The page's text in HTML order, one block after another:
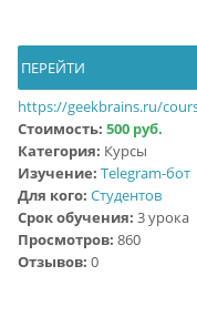
ПЕРЕЙТИ
https://geekbrains.ru/
Стоимость: 500 руб.
Категория: Курсы
Изучение: Telegram-бот
Для кого: Студентов
Срок обучения: 3 урока
Просмотров: 860
Отзывов: 0